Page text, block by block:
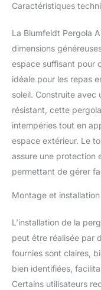
Caractéristiques
La Blumfeldt Pergola
dimensions
espace suffisant pour
idéale pour les repas
soleil. Construite avec
résistant, cette
intempéries tout en
espace extérieur. Le
assure une protection
permettant de gérer
Montage et installation
L’installation de la
peut être réalisée par
fournies sont claires,
bien identifiées,
Certains utilisateurs